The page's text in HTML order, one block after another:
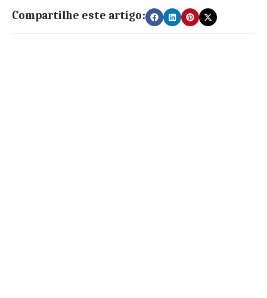
Compartilhe este artigo: